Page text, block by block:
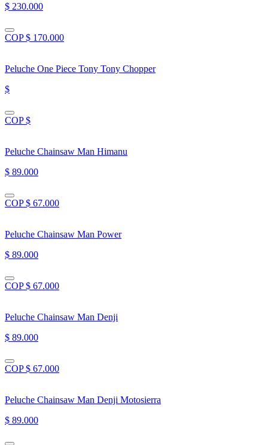
$ 230.000
COP $ 170.000
Peluche One Piece Tony Tony Chopper
$
COP $
Peluche Chainsaw Man Himanu
$ 89.000
COP $ 67.000
Peluche Chainsaw Man Power
$ 89.000
COP $ 67.000
Peluche Chainsaw Man Denji
$ 89.000
COP $ 67.000
Peluche Chainsaw Man Denji Motosierra
$ 89.000